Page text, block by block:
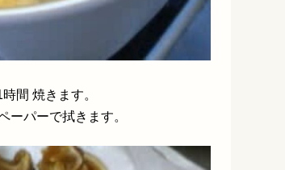
間 焼きます。
ーパーで拭きます。